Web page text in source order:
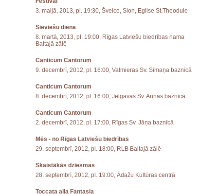
3. maijā, 2013, pl. 19:30, Šveice, Sion, Eglise St.Theodule
Sieviešu diena
8. martā, 2013, pl. 19:00, Rīgas Latviešu biedrības nama
Baltajā zālē
Canticum Cantorum
9. decembrī, 2012, pl. 16:00, Valmieras Sv. Sīmaņa baznīcā
Canticum Cantorum
8. decembrī, 2012, pl. 16:00, Jelgavas Sv. Annas baznīcā
Canticum Cantorum
2. decembrī, 2012, pl. 17:00, Rīgas Sv. Jāņa baznīcā
Mēs - no Rīgas Latviešu biedrības
29. septembrī, 2012, pl. 18:00, RLB Baltajā zālē
Skaistākās dziesmas
28. septembrī, 2012, pl. 19:00, Ādažu Kultūras centrā
Toccata alla Fantasia